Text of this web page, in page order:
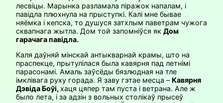
лесвіцы. Марынка разламала піражок напалам, і
павідла плюхнула на прыступкі. Калі мне бывае
няёмка і кепска, то душуся затхлым паветрам чужога
сквапнага жытла. Дом той запомніўся як Дом
гарачага павідла.
Каля даўняй мінскай антыкварнай крамы, што на
праспекце, прытулілася была кавярня пад летнімі
парасонамі. Амаль заўсёды бязлюдная на тле
імклівага руху горада. Я заву гэтае месца –Кавярня
Дэвіда Боўі, хаця цяпер там пуста і ветрана. Але ж
было лета, і за адзін з вольных столікаў прысеў